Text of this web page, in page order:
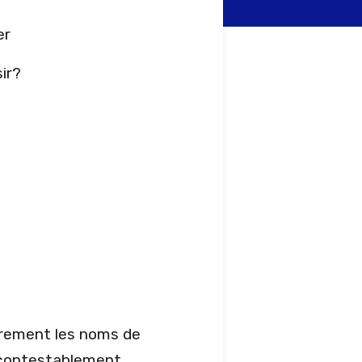
les noms de